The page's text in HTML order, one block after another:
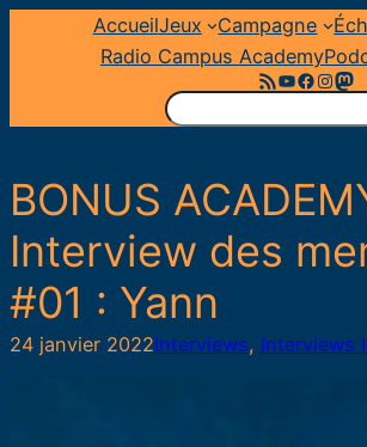
AccueilJeux Campagne
Radio Campus Academy
Flux RSS YouTube Facebook InstagramMastodon
R
r
c
h
e
BONUS
Interview des
#01 : Yann
24 janvier 2022Interviews, Interviews